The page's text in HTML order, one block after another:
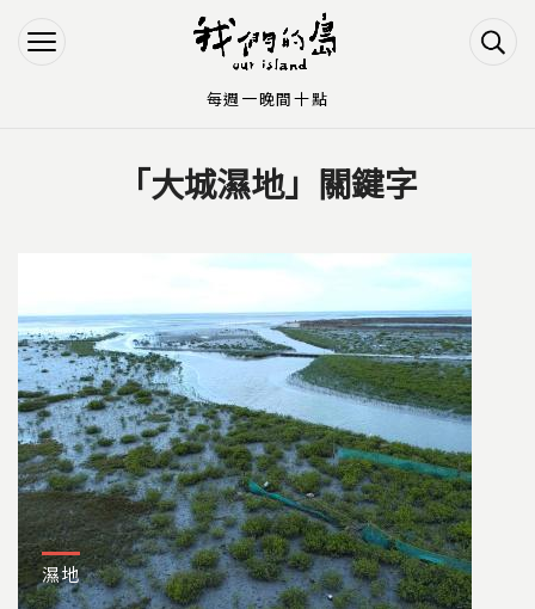
Jump to Navigation
Jump to Main content
「大城濕地」關鍵字
濕地
每週一晚間十點